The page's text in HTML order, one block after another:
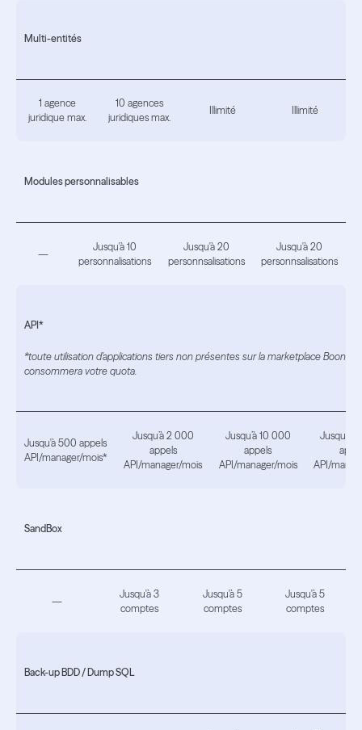
Multi-entités
1 agence
juridique max.
10 agences
juridiques max.
Illimité Illimité
Modules personnalisables
—
Jusqu'à 10
personnalisations
Jusqu'à 20
personnsalisations
Jusqu'à 20
personnsalisations
API*
*toute utilisation d'applications tiers non présentes sur la marketplace Boond,
consommera votre quota.
Jusqu'à 500 appels
API/manager/mois*
Jusqu’à 2 000
appels
API/manager/mois
Jusqu’à 10 000
appels
API/manager/mois
Jusqu’à
API/
SandBox
—
Jusqu'à 3
comptes
Jusqu'à 5
comptes
Jusqu'à 5
comptes
Back-up BDD / Dump SQL